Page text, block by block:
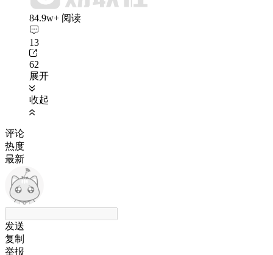
84.9w+ 阅读
13
62
展开
收起
评论
热度
最新
发送
复制
举报